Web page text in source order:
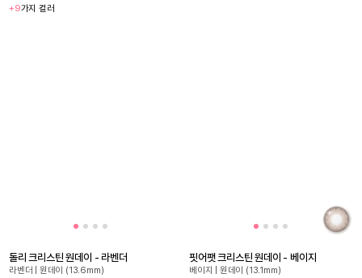
+9가지 컬러
돌리 크리스틴 원데이 - 라벤더
라벤더 | 원데이 (13.6mm)
핏어팻 크리스틴 원데이 - 베이지
베이지 | 원데이 (13.1mm)